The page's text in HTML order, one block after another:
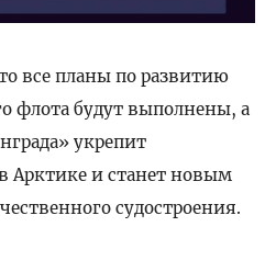
все планы по развитию
флота будут выполнены, а
укрепит
Арктике и станет новым
судостроения.